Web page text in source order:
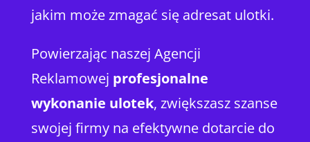
jakim może zmagać się adresat ulotki.
Powierzając naszej Agencji
Reklamowej profesjonalne
wykonanie ulotek, zwiększasz szanse
swojej firmy na efektywne dotarcie do